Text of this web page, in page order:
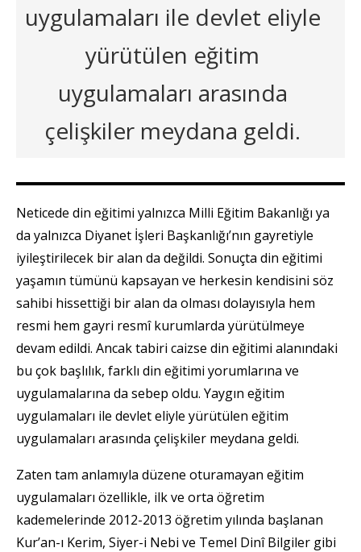
uygulamaları ile devlet eliyle
yürütülen eğitim
uygulamaları arasında
çelişkiler meydana geldi.
Neticede din eğitimi yalnızca Milli Eğitim Bakanlığı ya
da yalnızca Diyanet İşleri Başkanlığı’nın gayretiyle
iyileştirilecek bir alan da değildi. Sonuçta din eğitimi
yaşamın tümünü kapsayan ve herkesin kendisini söz
sahibi hissettiği bir alan da olması dolayısıyla hem
resmi hem gayri resmî kurumlarda yürütülmeye
devam edildi. Ancak tabiri caizse din eğitimi alanındaki
bu çok başlılık, farklı din eğitimi yorumlarına ve
uygulamalarına da sebep oldu. Yaygın eğitim
uygulamaları ile devlet eliyle yürütülen eğitim
uygulamaları arasında çelişkiler meydana geldi.
Zaten tam anlamıyla düzene oturamayan eğitim
uygulamaları özellikle, ilk ve orta öğretim
kademelerinde 2012-2013 öğretim yılında başlanan
Kur’an-ı Kerim, Siyer-i Nebi ve Temel Dinî Bilgiler gibi